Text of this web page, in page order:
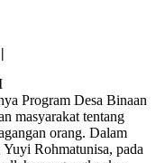
Program Desa Binaan
masyarakat tentang
orang. Dalam
Rohmatunisa, pada